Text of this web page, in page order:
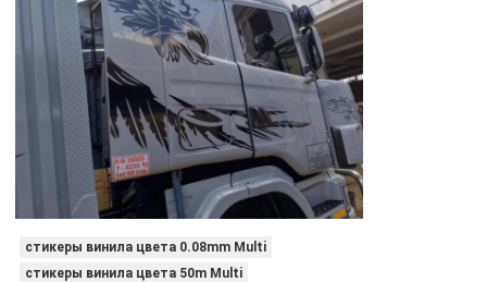
стикеры винила цвета 0.08mm Multi
стикеры винила цвета 50m Multi